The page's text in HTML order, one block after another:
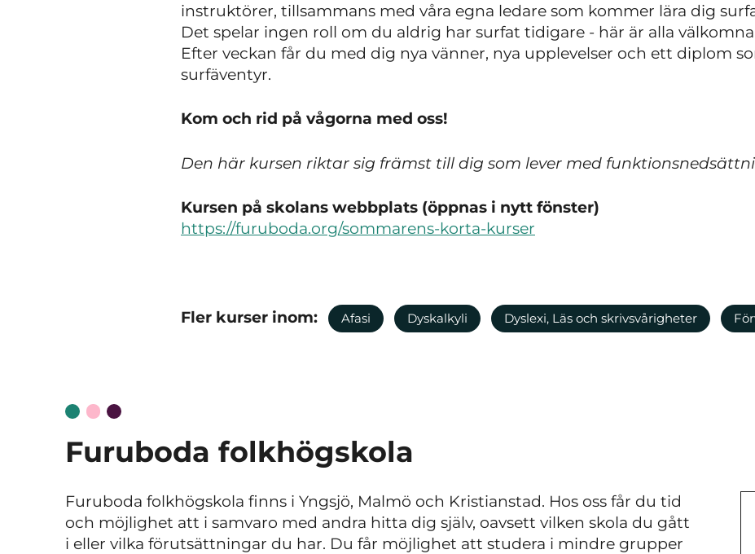
instruktörer, tillsammans med våra egna ledare som kommer lära dig
Det spelar ingen roll om du aldrig har surfat tidigare - här är alla
Efter veckan får du med dig nya vänner, nya upplevelser och ett diplom
surfäventyr.
Kom och rid på vågorna med oss!
Den här kursen riktar sig främst till dig som lever med
Kursen på skolans webbplats (öppnas i nytt fönster)
https://furuboda.org/sommarens-korta-kurser
Fler kurser inom: Afasi Dyskalkyli Dyslexi, Läs och skrivsvårigheter
Furuboda folkhögskola
Furuboda folkhögskola finns i Yngsjö, Malmö och Kristianstad. Hos oss får du tid
och möjlighet att i samvaro med andra hitta dig själv, oavsett vilken skola du gått
i eller vilka förutsättningar du har. Du får möjlighet att studera i mindre grupper